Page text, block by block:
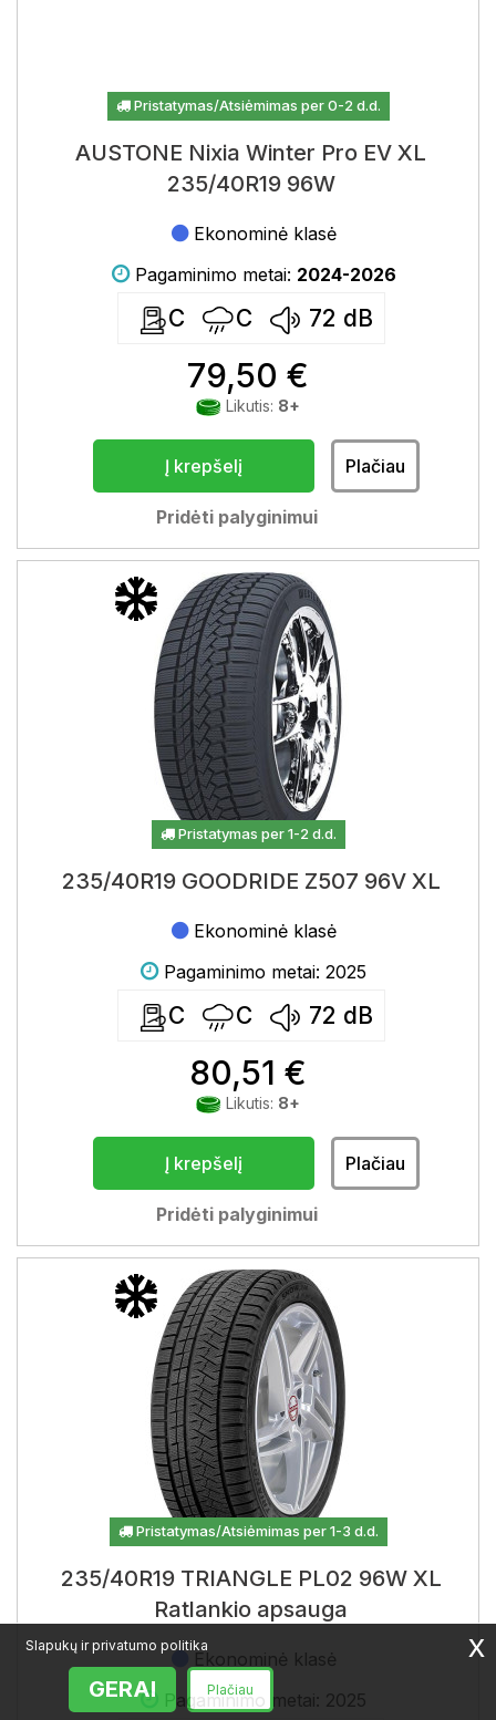
Pristatymas/Atsiėmimas per 0-2 d.d.
AUSTONE Nixia Winter Pro EV XL
235/40R19 96W
Ekonominė klasė
Pagaminimo metai: 2024-2026
C C 72 dB
79,50 €
Likutis: 8+
Į krepšelį Plačiau
Pridėti palyginimui
Pristatymas per 1-2 d.d.
235/40R19 GOODRIDE Z507 96V XL
Ekonominė klasė
Pagaminimo metai: 2025
C C 72 dB
80,51 €
Likutis: 8+
Į krepšelį Plačiau
Pridėti palyginimui
Pristatymas/Atsiėmimas per 1-3 d.d.
235/40R19 TRIANGLE PL02 96W XL
Ratlankio apsauga
Ekonominė klasė
Pagaminimo metai: 2025
Slapukų ir privatumo politika
GERAI Plačiau
x